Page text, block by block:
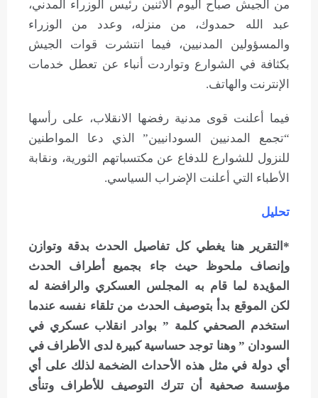
من الجيش صباح اليوم الاثنين رئيس الوزراء المدني،
عبد الله حمدوك، من منزله، وعدد من الوزراء
والمسؤولين المدنيين، فيما انتشرت قوات الجيش
بكثافة في الشوارع وتواردت أنباء عن تعطل خدمات
الإنترنت والهاتف.
فيما أعلنت قوى مدنية رفضها الانقلاب، على رأسها
“تجمع المدنيين السودانيين” الذي دعا المواطنين
للنزول للشوارع للدفاع عن مكتسباتهم الثورية، ونقابة
الأطباء التي أعلنت الإضراب السياسي.
تحليل
*التقرير هنا يغطي كل تفاصيل الحدث بدقة وتوازن
وإنصاف ملحوظ حيث جاء بجميع أطراف الحدث
المؤيدة لما قام به المجلس العسكري والرافضة له
لكن الموقع بدأ بتوصيف الحدث من تلقاء نفسه عندما
استخدم الصحفي كلمة ” بوادر انقلاب عسكري في
السودان ” وهنا توجد حساسية كبيرة لدى الأطراف في
أي دولة في مثل هذه الأحداث الضخمة لذلك على أي
مؤسسة صحفية أن تترك التوصيف للأطراف وتنأى